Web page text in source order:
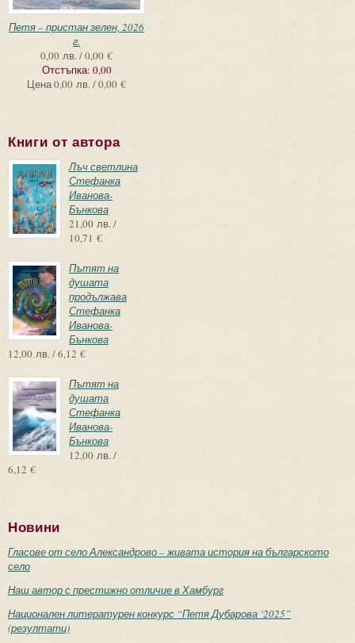
Петя – пристан зелен, 2026
г.
0,00 лв. / 0,00 €
Отстъпка: 0,00
Цена0,00 лв. / 0,00 €
Книги от автора
Лъч светлина
Стефанка
Иванова-
Бънкова
21,00 лв. /
10,71 €
Пътят на
душата
продължава
Стефанка
Иванова-
Бънкова
12,00 лв. / 6,12 €
Пътят на
душата
Стефанка
Иванова-
Бънкова
12,00 лв. /
6,12 €
Новини
Гласове от село Александрово – живата история на българското
село
Наш автор с престижно отличие в Хамбург
Национален литературен конкурс “Петя Дубарова ‘2025”
(резултати)